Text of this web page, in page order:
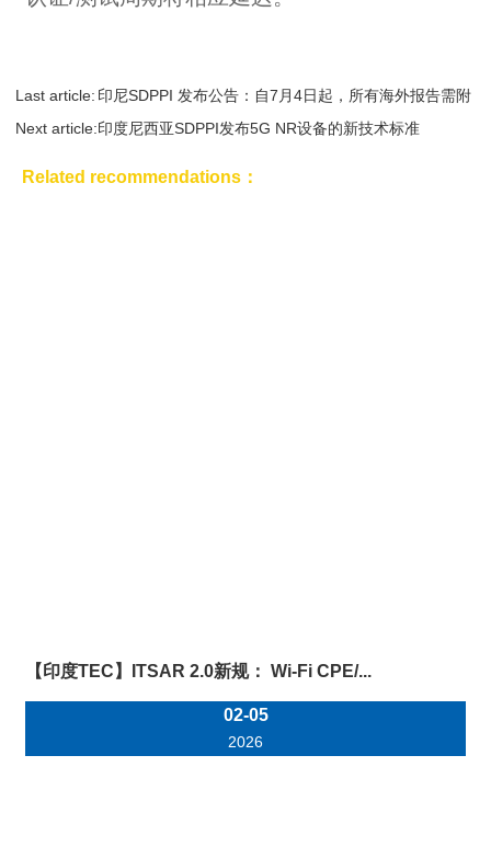
Last article: 印尼SDPPI 发布公告：自7月4日起，所有海外报告需附
上测...
Next article:印度尼西亚SDPPI发布5G NR设备的新技术标准
Related recommendations：
【印度TEC】ITSAR 2.0新规： Wi-Fi CPE/...
02-05
2026